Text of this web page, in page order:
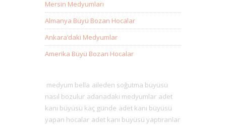
Mersin Medyumları
Almanya Büyü Bozan Hocalar
Ankara’daki Medyumlar
Amerika Büyü Bozan Hocalar
medyum bella aileden soğutma büyüsü
nasıl bozulur adanadaki medyumlar adet
kanı büyüsü kaç günde adet kanı büyüsü
yapan hocalar adet kanı büyüsü yaptıranlar